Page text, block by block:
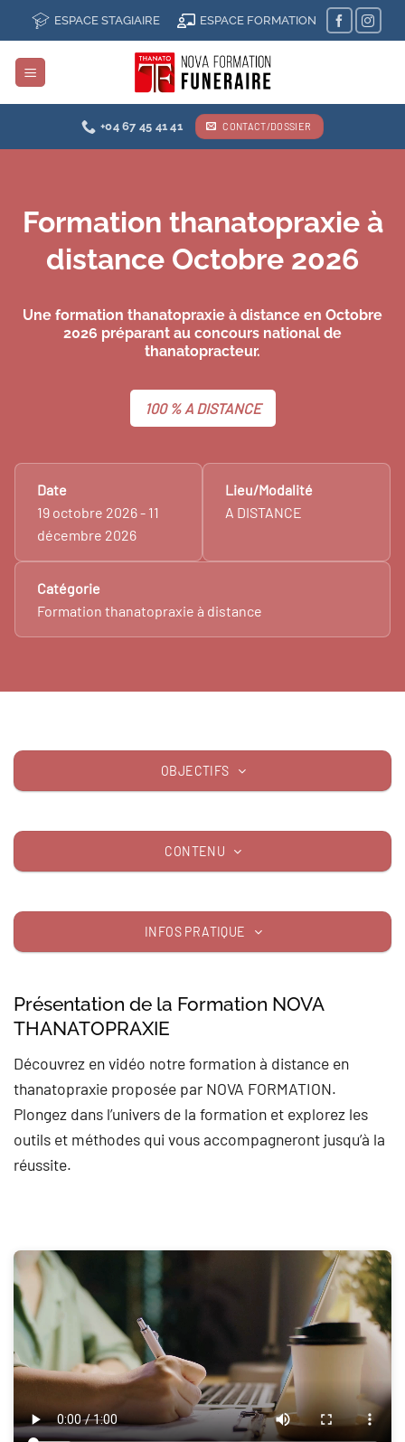
Passer
contenu
ESPACE STAGIAIRE ESPACE FORMATION
+04 67 45 41 41 CONTACT/DOSSIER
Formation thanatopraxie à
distance Octobre 2026
Une formation thanatopraxie à distance en Octobre
2026 préparant au concours national de
thanatopracteur.
100 % A DISTANCE
Date
19 octobre 2026 - 11
décembre 2026
Lieu/Modalité
A DISTANCE
Catégorie
Formation thanatopraxie à distance
OBJECTIFS
CONTENU
INFOS PRATIQUE
Présentation de la Formation NOVA
THANATOPRAXIE
Découvrez en vidéo notre formation à distance en
thanatopraxie proposée par NOVA FORMATION.
Plongez dans l’univers de la formation et explorez les
outils et méthodes qui vous accompagneront jusqu’à la
réussite.